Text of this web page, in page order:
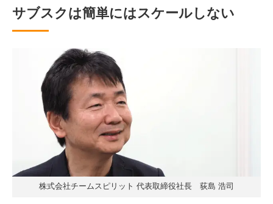
サブスクは簡単にはスケールしない
株式会社チームスピリット 代表取締役社長 荻島 浩司